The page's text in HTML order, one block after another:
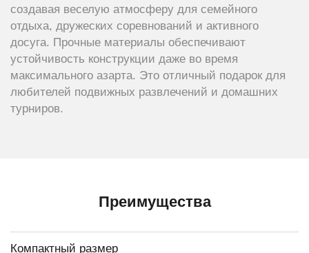
создавая веселую атмосферу для семейного
отдыха, дружеских соревнований и активного
досуга. Прочные материалы обеспечивают
устойчивость конструкции даже во время
максимального азарта. Это отличный подарок для
любителей подвижных развлечений и домашних
турниров.
Преимущества
Компактный размер